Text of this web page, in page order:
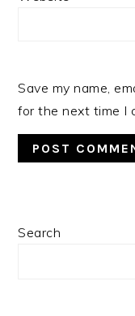
Save my name,
for the next time I
PRIMARY
Search